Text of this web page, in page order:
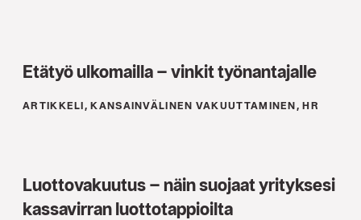
Etätyö ulkomailla – vinkit työnantajalle
ARTIKKELI, KANSAINVÄLINEN VAKUUTTAMINEN, HR
Luottovakuutus – näin suojaat yrityksesi
kassavirran luottotappioilta